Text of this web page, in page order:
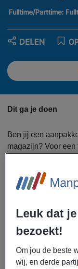
Fulltime/Parttime:
DELEN
Dit ga je doen
Ben jij een
magazijn? Voor
komt terecht in een
goede
solliciteer direct.
Uitzendbureau
warehouse
Leuk dat
bezoekt!
Om jou de beste
wij, en derde